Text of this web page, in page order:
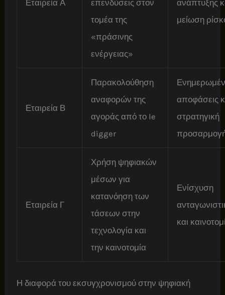
Εταιρεία Α
επενδύσεις στον
τομέα της
«πράσινης
ενέργειας»
ανάπτυξης
μείωση
Εταιρεία Β
Παρακολούθηση
αναφορών της
αγοράς από το le
digger
αποφάσεις
στρατηγική
Εταιρεία Γ
Χρήση ψηφιακών
μέσων για
κατανόηση των
τάσεων στην
τεχνολογία και
την καινοτομία
Ενίσχυση
και
Η διαφορά του εκσυγχρονισμού στην ψηφιακή